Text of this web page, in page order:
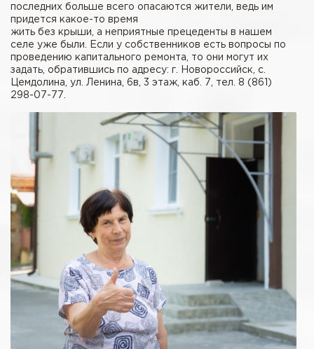
последних больше всего опасаются жители, ведь им
придется какое-то время
жить без крыши, а неприятные прецеденты в нашем
селе уже были. Если у собственников есть вопросы по
проведению капитального ремонта, то они могут их
задать, обратившись по адресу: г. Новороссийск, с.
Цемдолина, ул. Ленина, 6в, 3 этаж, каб. 7, тел. 8 (861)
298-07-77.